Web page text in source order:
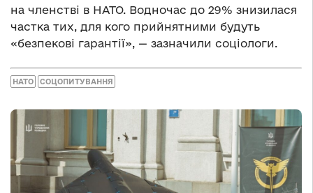
на членстві в НАТО. Водночас до 29% знизилася
частка тих, для кого прийнятними будуть
«безпекові гарантії», — зазначили соціологи.
НАТО СОЦОПИТУВАННЯ